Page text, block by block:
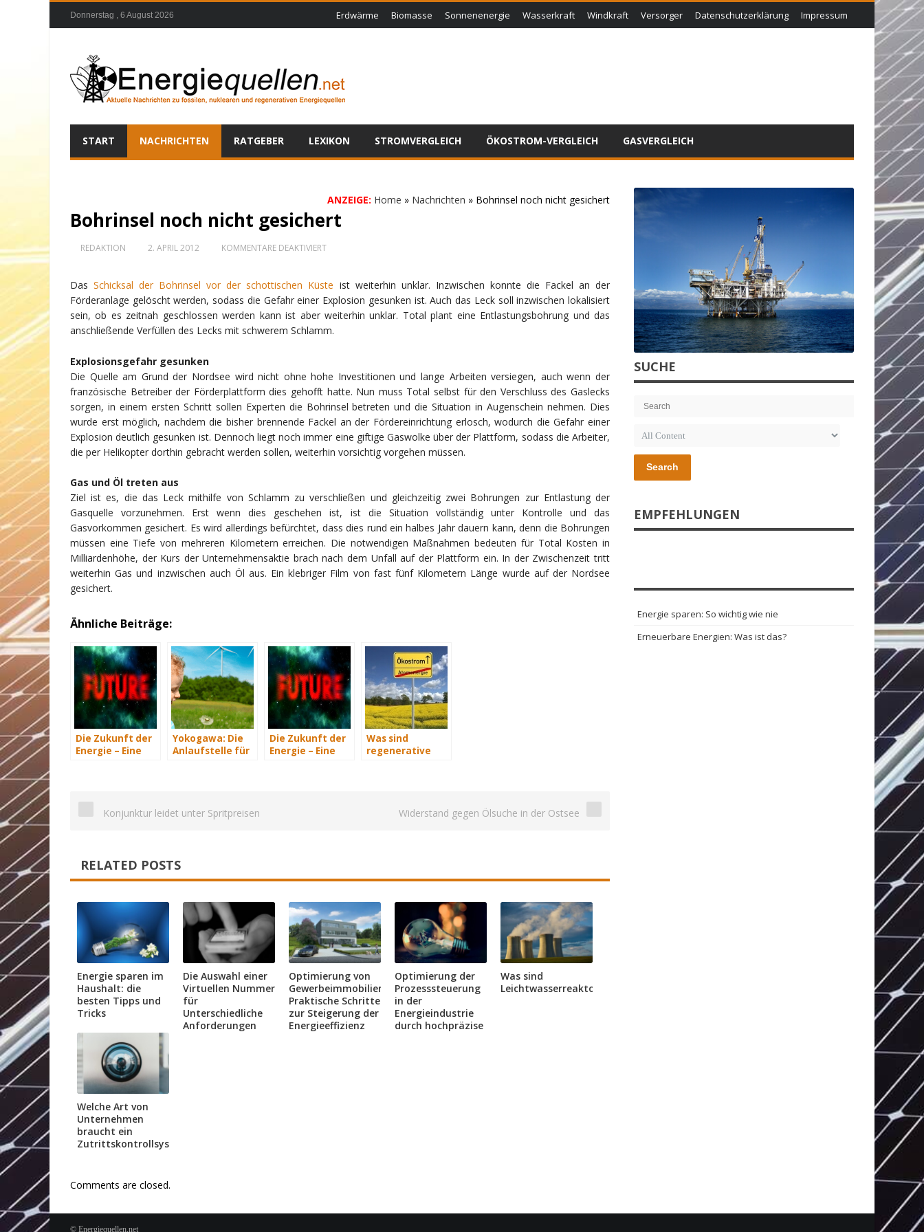
Donnerstag , 6 August 2026 Erdwärme Biomasse Sonnenenergie Wasserkraft Windkraft Versorger Datenschutzerklärung Impressum
START NACHRICHTEN RATGEBER LEXIKON STROMVERGLEICH ÖKOSTROM-VERGLEICH GASVERGLEICH
ANZEIGE: Home » Nachrichten » Bohrinsel noch nicht gesichert
Bohrinsel noch nicht gesichert
REDAKTION 2. APRIL 2012 KOMMENTARE DEAKTIVIERTFÜR
GESICHERT
DasSchicksal der Bohrinsel vor der schottischen Küste ist weiterhin unklar. Inzwischen konnte die Fackel an der
Förderanlage gelöscht werden, sodass die Gefahr einer Explosion gesunken ist. Auch das Leck soll inzwischen lokalisiert
sein, ob es zeitnah geschlossen werden kann ist aber weiterhin unklar. Total plant eine Entlastungsbohrung und das
anschließende Verfüllen des Lecks mit schwerem Schlamm.
Explosionsgefahr gesunken
Die Quelle am Grund der Nordsee wird nicht ohne hohe Investitionen und lange Arbeiten versiegen, auch wenn der
französische Betreiber der Förderplattform dies gehofft hatte. Nun muss Total selbst für den Verschluss des Gaslecks
sorgen, in einem ersten Schritt sollen Experten die Bohrinsel betreten und die Situation in Augenschein nehmen. Dies
wurde erst möglich, nachdem die bisher brennende Fackel an der Fördereinrichtung erlosch, wodurch die Gefahr einer
Explosion deutlich gesunken ist. Dennoch liegt noch immer eine giftige Gaswolke über der Plattform, sodass die Arbeiter,
die per Helikopter dorthin gebracht werden sollen, weiterhin vorsichtig vorgehen müssen.
Gas und Öl treten aus
Ziel ist es, die das Leck mithilfe von Schlamm zu verschließen und gleichzeitig zwei Bohrungen zur Entlastung der
Gasquelle vorzunehmen. Erst wenn dies geschehen ist, ist die Situation vollständig unter Kontrolle und das
Gasvorkommen gesichert. Es wird allerdings befürchtet, dass dies rund ein halbes Jahr dauern kann, denn die Bohrungen
müssen eine Tiefe von mehreren Kilometern erreichen. Die notwendigen Maßnahmen bedeuten für Total Kosten in
Milliardenhöhe, der Kurs der Unternehmensaktie brach nach dem Unfall auf der Plattform ein. In der Zwischenzeit tritt
weiterhin Gas und inzwischen auch Öl aus. Ein klebriger Film von fast fünf Kilometern Länge wurde auf der Nordsee
gesichert.
Ähnliche Beiträge:
Die Zukunft der
Energie – Eine
Yokogawa: Die
Anlaufstelle für
Die Zukunft der
Energie – Eine
Was sind
regenerative
Konjunktur leidet unter Spritpreisen Widerstand gegen Ölsuche in der Ostsee
RELATED POSTS
Energie sparen im
Haushalt: die
besten Tipps und
Tricks
Die Auswahl einer
Virtuellen Nummer
für
Unterschiedliche
Anforderungen
Optimierung von
Gewerbeimmobilien:
Praktische Schritte
zur Steigerung der
Energieeffizienz
Optimierung der
Prozesssteuerung
in der
Energieindustrie
durch hochpräzise
Was sind
Leichtwasserreaktoren?
Welche Art von
Unternehmen
braucht ein
Zutrittskontrollsystem?
Comments are closed.
SUCHE
Search
EMPFEHLUNGEN
Energie sparen: So wichtig wie nie
Erneuerbare Energien: Was ist das?
© Energiequellen.net